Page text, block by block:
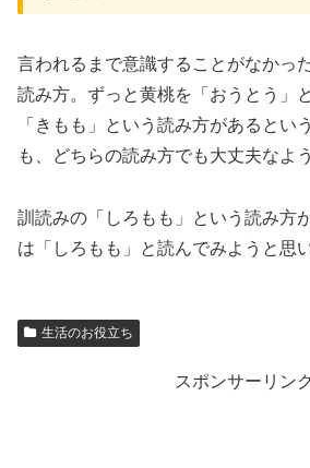
言われるまで意識することがなかっ
読み方。ずっと黄桃を「おうとう」
「きもも」という読み方があるとい
も、どちらの読み方でも大丈夫なよ
訓読みの「しろもも」という読み方
は「しろもも」と読んでみようと思
生活のお役立ち
スポンサーリンク